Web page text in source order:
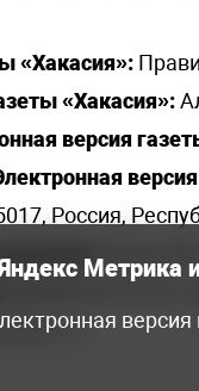
«Хакасия»:
«Хакасия»:
версия
Россия,
.
Метрика